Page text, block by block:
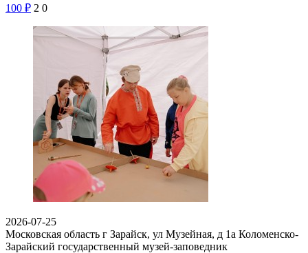
100 ₽ 2 0
2026-07-25
Московская область г Зарайск, ул Музейная, д 1а Коломенско-
Зарайский государственный музей-заповедник